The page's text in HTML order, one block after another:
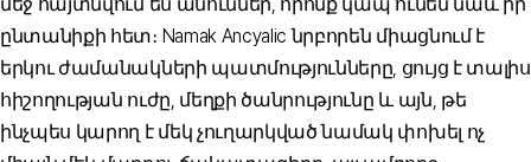
ընտանիքի հետ։ Namak Ancyalic նրբորեն միացնում է
երկու ժամանակների պատմությունները, ցույց է տալիս
հիշողության ուժը, մեղքի ծանրությունը և այն, թե
ինչպես կարող է մեկ չուղարկված նամակ փոխել ոչ